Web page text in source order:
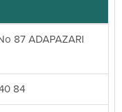
87 ADAPAZARI
84